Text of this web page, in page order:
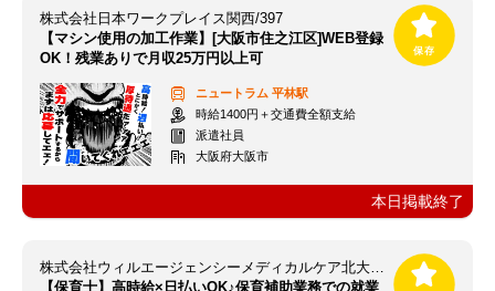
株式会社日本ワークプレイス関西/397
【マシン使用の加工作業】[大阪市住之江区]WEB登録
OK！残業ありで月収25万円以上可
ニュートラム 平林駅
時給1400円＋交通費全額支給
派遣社員
大阪府大阪市
本日掲載終了
株式会社ウィルエージェンシーメディカルケア北大阪支店
【保育士】高時給×日払いOK♪保育補助業務での就業